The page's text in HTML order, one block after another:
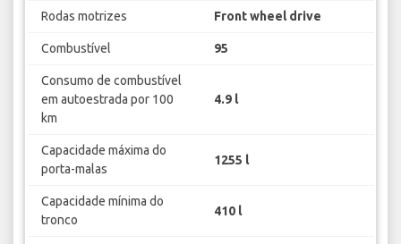
Rodas motrizes Front wheel drive
Combustível 95
Consumo de combustível
em autoestrada por 100
km
4.9 l
Capacidade máxima do
porta-malas
1255 l
Capacidade mínima do
tronco
410 l